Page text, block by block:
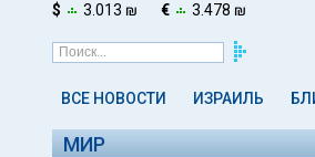
$ 3.013 ₪ € 3.478 ₪
ВСЕ НОВОСТИ ИЗРАИЛЬ
МИР